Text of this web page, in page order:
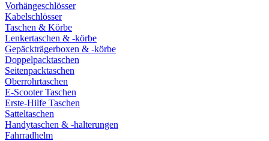
Vorhängeschlösser
Kabelschlösser
Taschen & Körbe
Lenkertaschen & -körbe
Gepäckträgerboxen & -körbe
Doppelpacktaschen
Seitenpacktaschen
Oberrohrtaschen
E-Scooter Taschen
Erste-Hilfe Taschen
Satteltaschen
Handytaschen & -halterungen
Fahrradhelm